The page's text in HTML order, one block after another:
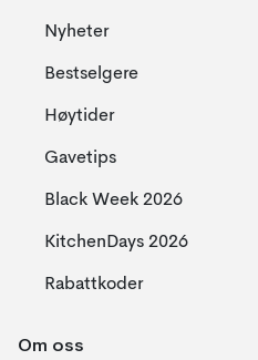
Nyheter
Bestselgere
Høytider
Gavetips
Black Week 2026
KitchenDays 2026
Rabattkoder
Om oss